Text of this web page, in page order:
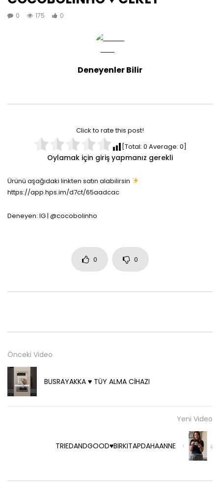
0 175 0
Deneyenler Bilir
Click to rate this post!
[Total: 0 Average: 0]
Oylamak için giriş yapmanız gerekli
Ürünü aşağıdaki linkten satın alabilirsin
https://app.hps.im/d7ct/65aadcac
Deneyen: IG | @cocobolinho
0 0
Önceki Video
BUSRAYAKKA ♥️ TÜY ALMA CİHAZI
Yeni Video
TRIEDANDGOOD♥️BIRKITAPDAHAANNE